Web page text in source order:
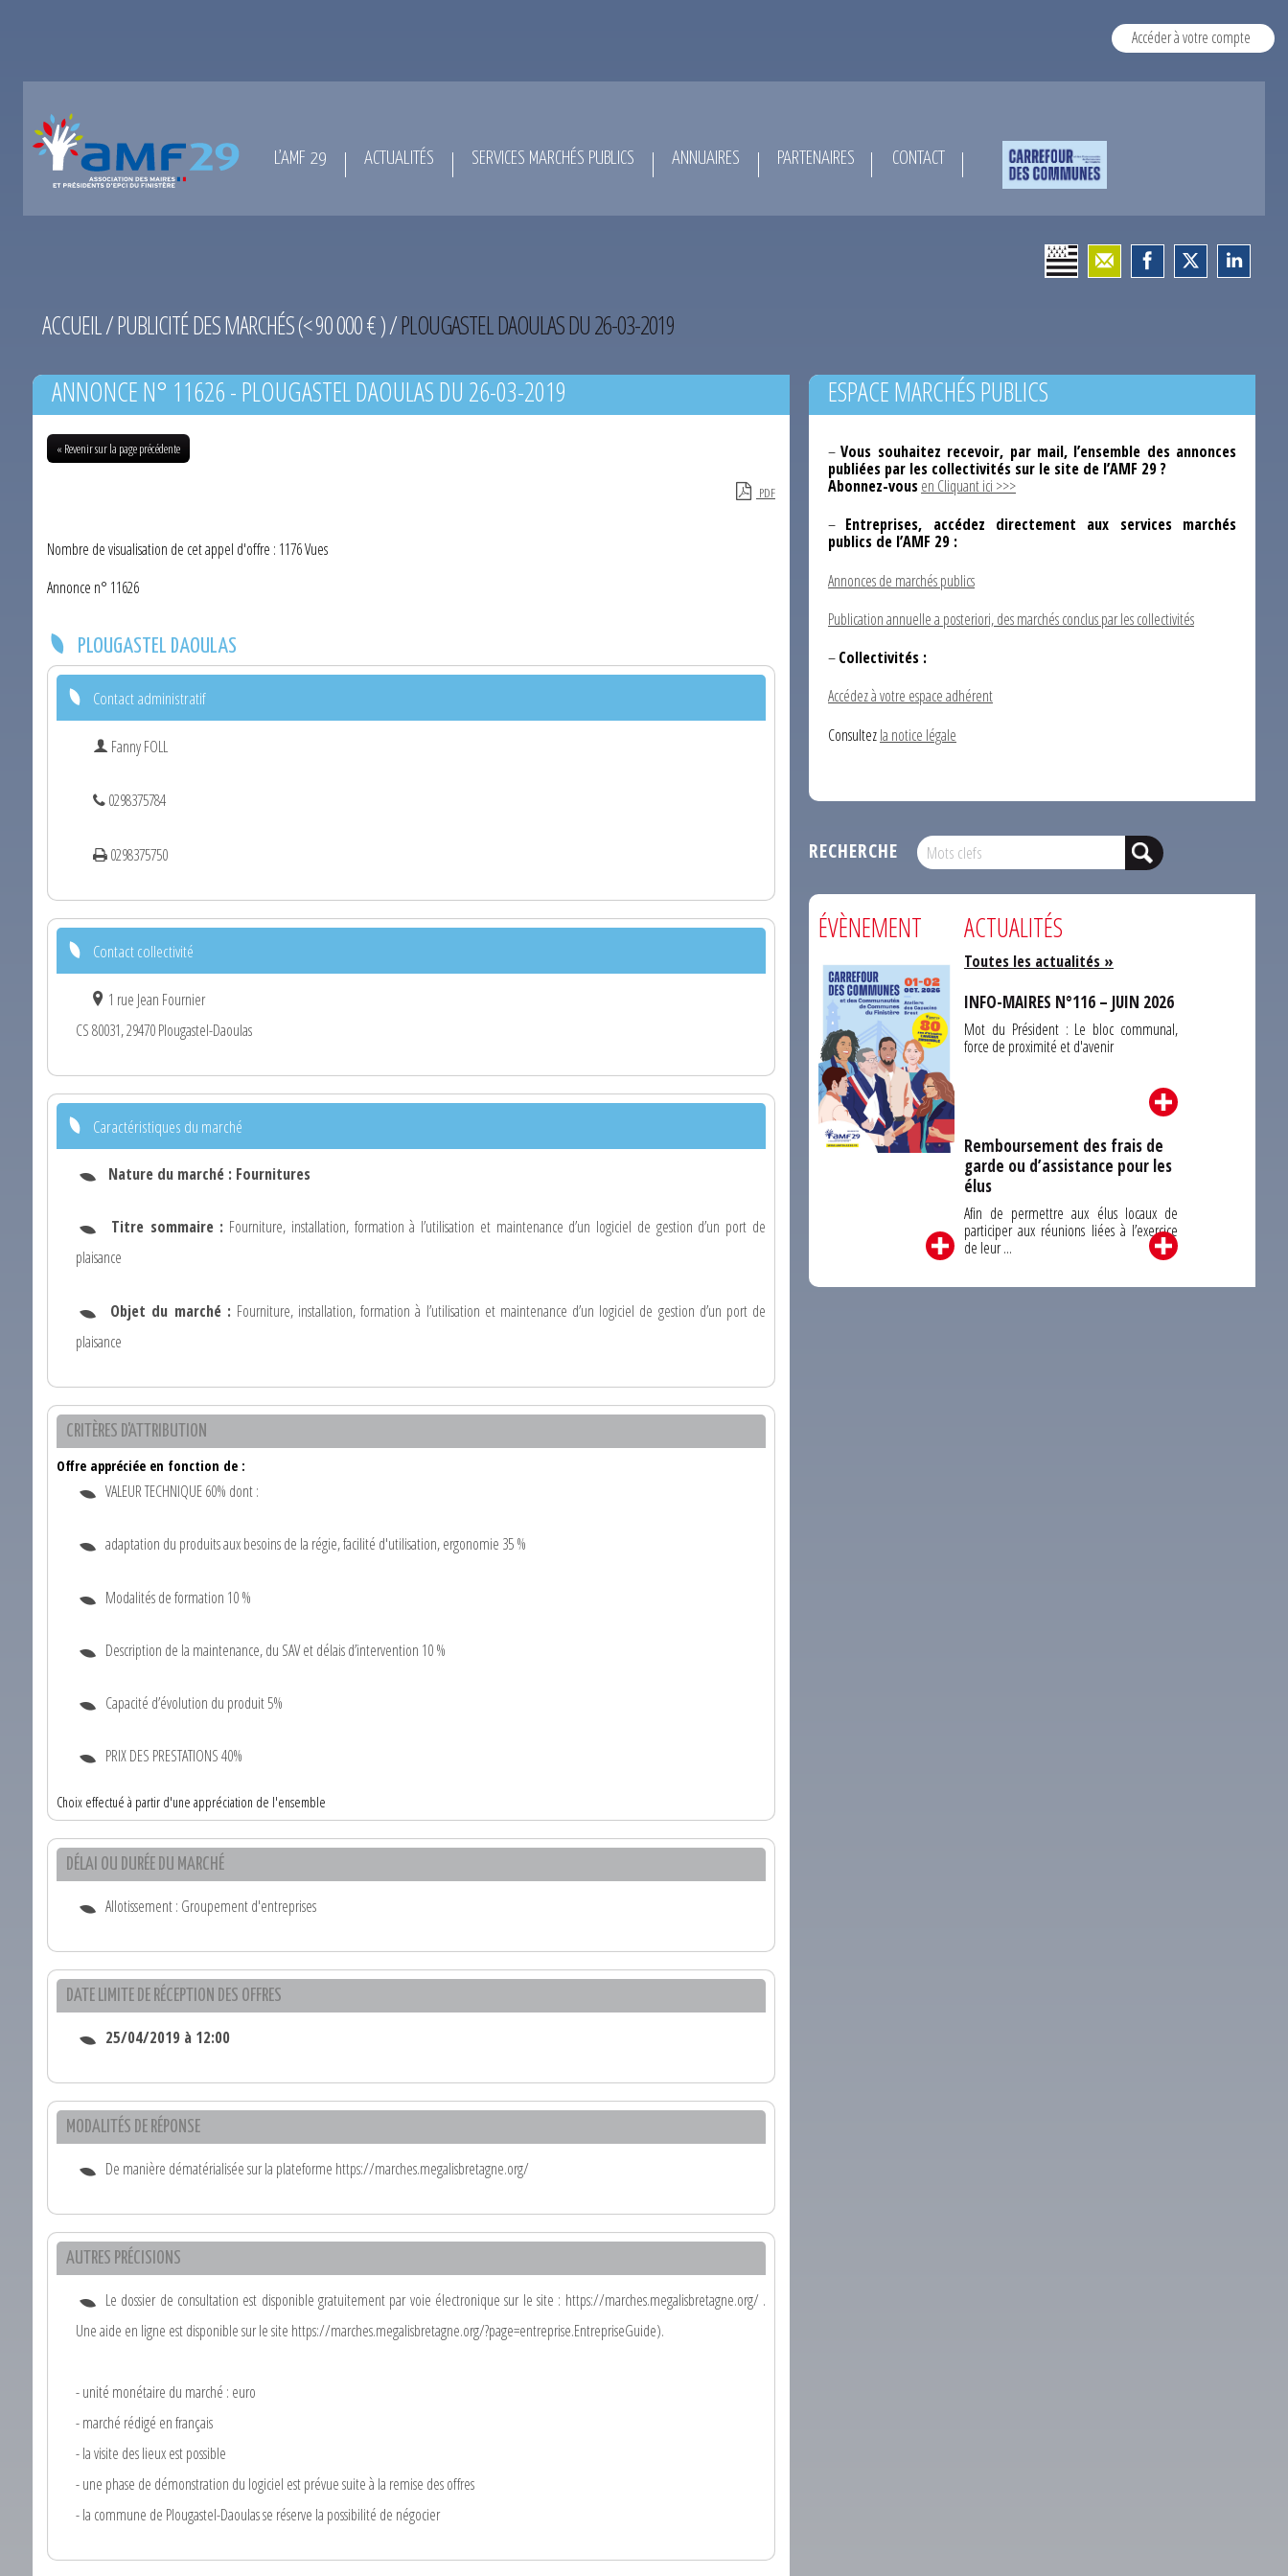
Accéder à votre compte
L’AMF 29 ACTUALITÉS SERVICES MARCHÉS PUBLICS ANNUAIRES PARTENAIRES CONTACT
ACCUEIL/PUBLICITÉ DES MARCHÉS (< 90 000 € )/PLOUGASTEL DAOULAS DU 26-03-2019
ANNONCE N° 11626 - PLOUGASTEL DAOULAS DU 26-03-2019
« Revenir sur la page précédente
PDF
Nombre de visualisation de cet appel d'offre : 1176 Vues
Annonce n° 11626
PLOUGASTEL DAOULAS
Contact administratif
Fanny FOLL
0298375784
0298375750
Contact collectivité
1 rue Jean Fournier
CS 80031, 29470 Plougastel-Daoulas
Caractéristiques du marché
Nature du marché : Fournitures
Titre sommaire : Fourniture, installation, formation à l’utilisation et maintenance d’un logiciel de gestion d’un port de
plaisance
Objet du marché : Fourniture, installation, formation à l’utilisation et maintenance d’un logiciel de gestion d’un port de
plaisance
CRITÈRES D'ATTRIBUTION
Offre appréciée en fonction de :
VALEUR TECHNIQUE 60% dont :
adaptation du produits aux besoins de la régie, facilité d'utilisation, ergonomie 35 %
Modalités de formation 10 %
Description de la maintenance, du SAV et délais d’intervention 10 %
Capacité d’évolution du produit 5%
PRIX DES PRESTATIONS 40%
Choix effectué à partir d'une appréciation de l'ensemble
DÉLAI OU DURÉE DU MARCHÉ
Allotissement : Groupement d'entreprises
DATE LIMITE DE RÉCEPTION DES OFFRES
25/04/2019 à 12:00
MODALITÉS DE RÉPONSE
De manière dématérialisée sur la plateforme https://marches.megalisbretagne.org/
AUTRES PRÉCISIONS
Le dossier de consultation est disponible gratuitement par voie électronique sur le site : https://marches.megalisbretagne.org/ .
Une aide en ligne est disponible sur le site https://marches.megalisbretagne.org/?page=entreprise.EntrepriseGuide).
- unité monétaire du marché : euro
- marché rédigé en français
- la visite des lieux est possible
- une phase de démonstration du logiciel est prévue suite à la remise des offres
- la commune de Plougastel-Daoulas se réserve la possibilité de négocier
ESPACE MARCHÉS PUBLICS
–Vous souhaitez recevoir, par mail, l’ensemble des annonces
publiées par les collectivités sur le site de l’AMF 29 ?
Abonnez-vousen Cliquant ici >>>
– Entreprises, accédez directement aux services marchés
publics de l’AMF 29 :
Annonces de marchés publics
Publication annuelle a posteriori, des marchés conclus par les collectivités
–Collectivités :
Accédez à votre espace adhérent
Consultezla notice légale
RECHERCHE
ÉVÈNEMENT ACTUALITÉS
Toutes les actualités »
INFO-MAIRES N°116 – JUIN 2026
Mot du Président : Le bloc communal,
force de proximité et d'avenir
Remboursement des frais de
garde ou d’assistance pour les
élus
Afin de permettre aux élus locaux de
participer aux réunions liées à l’exercice
de leur ...